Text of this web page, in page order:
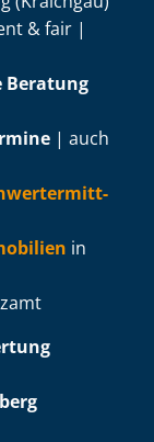
& fair |
Beratung
| auch
in